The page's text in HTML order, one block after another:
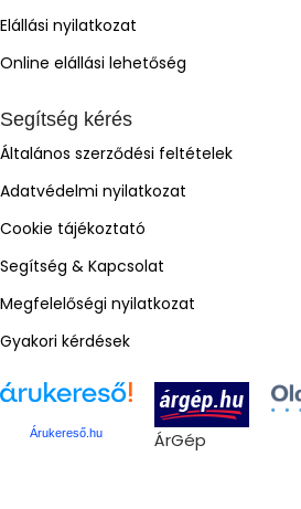
Elállási nyilatkozat
Online elállási lehetőség
Segítség kérés
Általános szerződési feltételek
Adatvédelmi nyilatkozat
Cookie tájékoztató
Segítség & Kapcsolat
Megfelelőségi nyilatkozat
Gyakori kérdések
Árukereső.hu ÁrGép